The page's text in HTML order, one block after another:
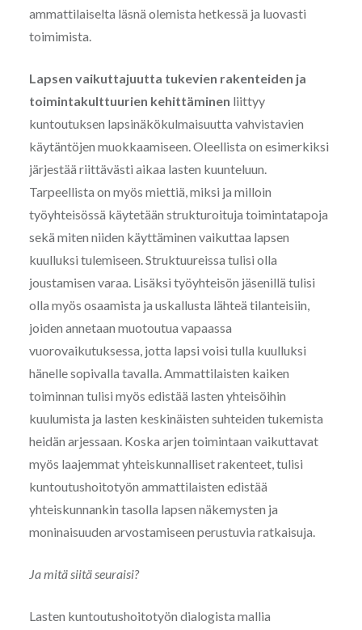
ammattilaiselta läsnä olemista hetkessä ja luovasti
toimimista.
Lapsen vaikuttajuutta tukevien rakenteiden ja
toimintakulttuurien kehittäminen liittyy
kuntoutuksen lapsinäkökulmaisuutta vahvistavien
käytäntöjen muokkaamiseen. Oleellista on esimerkiksi
järjestää riittävästi aikaa lasten kuunteluun.
Tarpeellista on myös miettiä, miksi ja milloin
työyhteisössä käytetään strukturoituja toimintatapoja
sekä miten niiden käyttäminen vaikuttaa lapsen
kuulluksi tulemiseen. Struktuureissa tulisi olla
joustamisen varaa. Lisäksi työyhteisön jäsenillä tulisi
olla myös osaamista ja uskallusta lähteä tilanteisiin,
joiden annetaan muotoutua vapaassa
vuorovaikutuksessa, jotta lapsi voisi tulla kuulluksi
hänelle sopivalla tavalla. Ammattilaisten kaiken
toiminnan tulisi myös edistää lasten yhteisöihin
kuulumista ja lasten keskinäisten suhteiden tukemista
heidän arjessaan. Koska arjen toimintaan vaikuttavat
myös laajemmat yhteiskunnalliset rakenteet, tulisi
kuntoutushoitotyön ammattilaisten edistää
yhteiskunnankin tasolla lapsen näkemysten ja
moninaisuuden arvostamiseen perustuvia ratkaisuja.
Ja mitä siitä seuraisi?
Lasten kuntoutushoitotyön dialogista mallia